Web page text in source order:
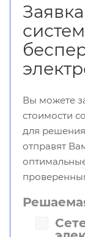
Вы можете
стоимости
для
отправят